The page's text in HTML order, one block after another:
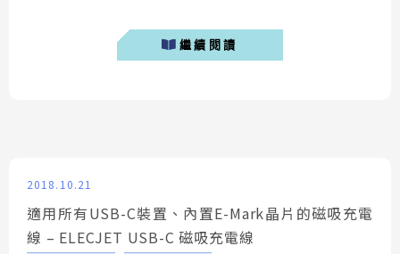
廠商，對於消費者而言是一大福音，取得配件的成本更加
便宜且有更多廠牌可供挑選！而今天要介紹的這款是由
繼續閱讀
2018.10.21
適用所有USB-C裝置、內置E-Mark晶片的磁吸充電
線 – ELECJET USB-C 磁吸充電線